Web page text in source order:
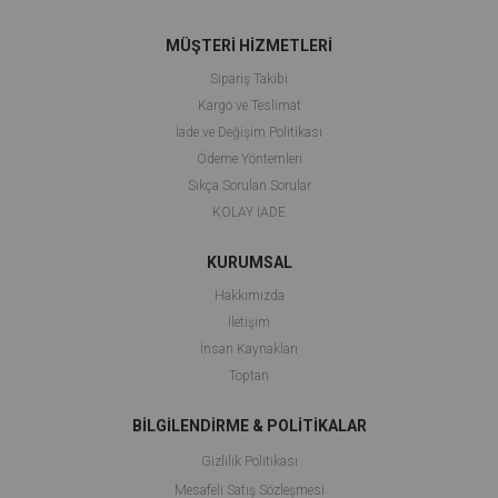
MÜŞTERİ HİZMETLERİ
Sipariş Takibi
Kargo ve Teslimat
İade ve Değişim Politikası
Ödeme Yöntemleri
Sıkça Sorulan Sorular
KOLAY İADE
KURUMSAL
Hakkımızda
İletişim
İnsan Kaynakları
Toptan
BİLGİLENDİRME & POLİTİKALAR
Gizlilik Politikası
Mesafeli Satış Sözleşmesi